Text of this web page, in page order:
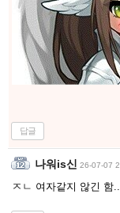
답글
나워is신 26-07-07
ㅈㄴ 여자같지 않긴 함